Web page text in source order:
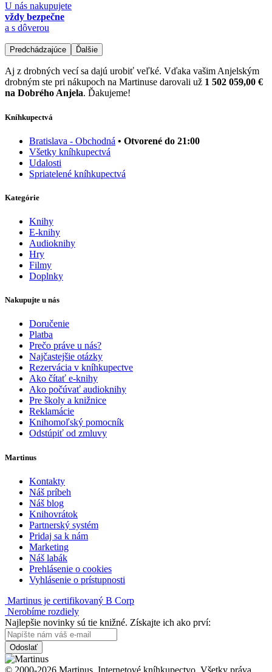
U nás nakupujete
vždy bezpečne
a s dôverou
Predchádzajúce Ďalšie
Aj z drobných vecí sa dajú urobiť veľké. Vďaka vašim Anjelským
drobným ste pri nákupoch na Martinuse darovali už 1 502 059,00 €
na Dobrého Anjela. Ďakujeme!
Kníhkupectvá
Bratislava - Obchodná • Otvorené do 21:00
Všetky kníhkupectvá
Udalosti
Spriatelené kníhkupectvá
Kategórie
Knihy
E-knihy
Audioknihy
Hry
Filmy
Doplnky
Nakupujte u nás
Doručenie
Platba
Prečo práve u nás?
Najčastejšie otázky
Rezervácia v kníhkupectve
Ako čítať e-knihy
Ako počúvať audioknihy
Pre školy a knižnice
Reklamácie
Knihomoľský pomocník
Odstúpiť od zmluvy
Martinus
Kontakty
Náš príbeh
Náš blog
Knihovrátok
Partnerský systém
Pridaj sa k nám
Marketing
Náš labák
Prehlásenie o cookies
Vyhlásenie o prístupnosti
Martinus je certifikovaný B Corp
Nerobíme rozdiely
Najlepšie novinky sú tie knižné. Získajte ich ako prví:
Odoslať
© 2000-2026 Martinus. Internetové kníhkupectvo. Všetky práva